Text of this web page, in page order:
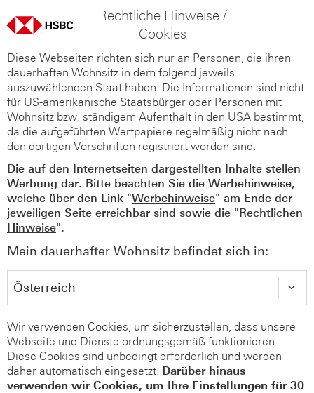
Rechtliche Hinweise /
Cookies
Diese Webseiten richten sich nur an Personen, die ihren
dauerhaften Wohnsitz in dem folgend jeweils
auszuwählenden Staat haben. Die Informationen sind nicht
für US-amerikanische Staatsbürger oder Personen mit
Wohnsitz bzw. ständigem Aufenthalt in den USA bestimmt,
da die aufgeführten Wertpapiere regelmäßig nicht nach
den dortigen Vorschriften registriert worden sind.
Die auf den Internetseiten dargestellten Inhalte stellen
Werbung dar. Bitte beachten Sie die Werbehinweise,
welche über den Link "Werbehinweise" am Ende der
jeweiligen Seite erreichbar sind sowie die "Rechtlichen
Hinweise".
Mein dauerhafter Wohnsitz befindet sich in:
Wir verwenden Cookies, um sicherzustellen, dass unsere
Webseite und Dienste ordnungsgemäß funktionieren.
Diese Cookies sind unbedingt erforderlich und werden
daher automatisch eingesetzt. Darüber hinaus
verwenden wir Cookies, um Ihre Einstellungen für 30